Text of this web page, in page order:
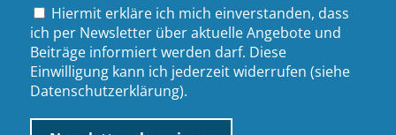
Hiermit erkläre ich mich einverstanden, dass
ich per Newsletter über aktuelle Angebote und
Beiträge informiert werden darf. Diese
Einwilligung kann ich jederzeit widerrufen (siehe
Datenschutzerklärung).